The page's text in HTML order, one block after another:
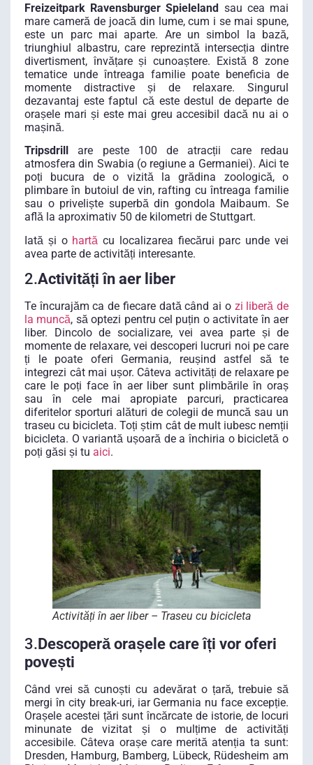
Freizeitpark Ravensburger Spieleland sau cea mai
mare cameră de joacă din lume, cum i se mai spune,
este un parc mai aparte. Are un simbol la bază,
triunghiul albastru, care reprezintă intersecția dintre
divertisment, învățare și cunoaștere. Există 8 zone
tematice unde întreaga familie poate beneficia de
momente distractive și de relaxare. Singurul
dezavantaj este faptul că este destul de departe de
orașele mari și este mai greu accesibil dacă nu ai o
mașină.
Tripsdrill
are peste 100 de atracții care redau
atmosfera din Swabia (o regiune a Germaniei). Aici te
poți bucura de o vizită la grădina zoologică, o
plimbare în butoiul de vin, rafting cu întreaga familie
sau o priveliște superbă din gondola Maibaum. Se
află la aproximativ 50 de kilometri de Stuttgart.
Iată și o hartă cu localizarea fiecărui parc unde vei
avea parte de activități interesante.
2.Activități în aer liber
Te încurajăm ca de fiecare dată când ai o zi liberă de
la muncă, să optezi pentru cel puțin o activitate în aer
liber. Dincolo de socializare, vei avea parte și de
momente de relaxare, vei descoperi lucruri noi pe care
ți le poate oferi Germania, reușind astfel să te
integrezi cât mai ușor. Câteva activități de relaxare pe
care le poți face în aer liber sunt plimbările în oraș
sau în cele mai apropiate parcuri, practicarea
diferitelor sporturi alături de colegii de muncă sau un
traseu cu bicicleta. Toți știm cât de mult iubesc nemții
bicicleta. O variantă ușoară de a închiria o bicicletă o
poți găsi și tu aici.
Activități în aer liber – Traseu cu bicicleta
3.Descoperă orașele care îți vor oferi
povești
Când vrei să cunoști cu adevărat o țară, trebuie să
mergi în city break-uri, iar Germania nu face excepție.
Orașele acestei țări sunt încărcate de istorie, de locuri
minunate de vizitat și o mulțime de activități
accesibile. Câteva orașe care merită atenția ta sunt:
Dresden, Hamburg, Bamberg, Lübeck, Rüdesheim am